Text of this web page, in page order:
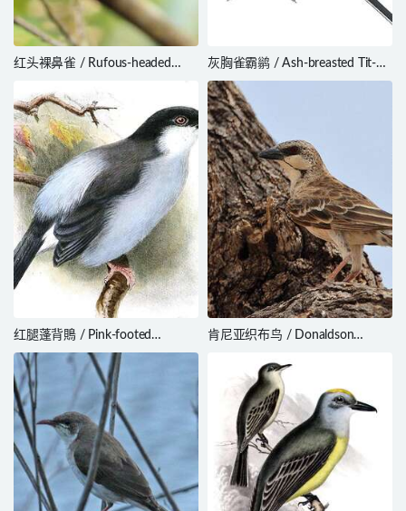
红头裸鼻雀 / Rufous-headed
灰胸雀霸鹟 / Ash-breasted Tit-
Tyrant / Anairetes alpinus
红腿蓬背鵙 / Pink-footed
Puffback / Dryoscopus angolensis
肯尼亚织布鸟 / Donaldson
Plocepasser donaldsoni